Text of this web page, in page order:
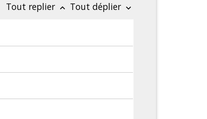
Tout replier keyboard_arrow_up Tout déplier keyboard_arrow_down